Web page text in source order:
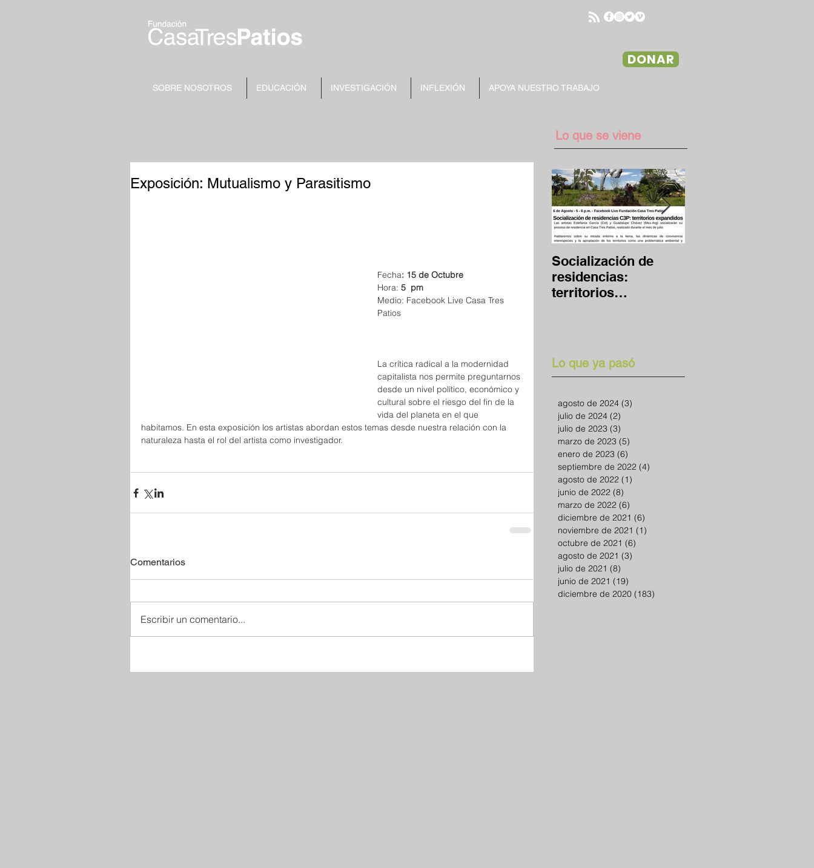
DONAR
SOBRE NOSOTROS EDUCACIÓN INVESTIGACIÓN INFLEXIÓN APOYA NUESTRO TRABAJO
Lo que se viene
Exposición: Mutualismo y Parasitismo
Fecha: 15 de Octubre
Hora: 5  pm
Medio: Facebook Live Casa Tres
Patios
La crítica radical a la modernidad
capitalista nos permite preguntarnos
desde un nivel político, económico y
cultural sobre el riesgo del fin de la
vida del planeta en el que
habitamos. En esta exposición los artistas abordan estos temas desde nuestra relación con la
naturaleza hasta el rol del artista como investigador.
Comentarios
Escribir un comentario...
Socialización de
residencias:
territorios
Lo que ya pasó
agosto de 2024 (3)
julio de 2024 (2)
julio de 2023 (3)
marzo de 2023 (5)
enero de 2023 (6)
septiembre de 2022 (4)
agosto de 2022 (1)
junio de 2022 (8)
marzo de 2022 (6)
diciembre de 2021 (6)
noviembre de 2021 (1)
octubre de 2021 (6)
agosto de 2021 (3)
julio de 2021 (8)
junio de 2021 (19)
diciembre de 2020 (183)